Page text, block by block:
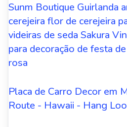
Sunm Boutique Guirlanda
cerejeira flor de cerejeira
videiras de seda Sakura
para decoração de festa
rosa
Placa de Carro Decor em
Route - Hawaii - Hang